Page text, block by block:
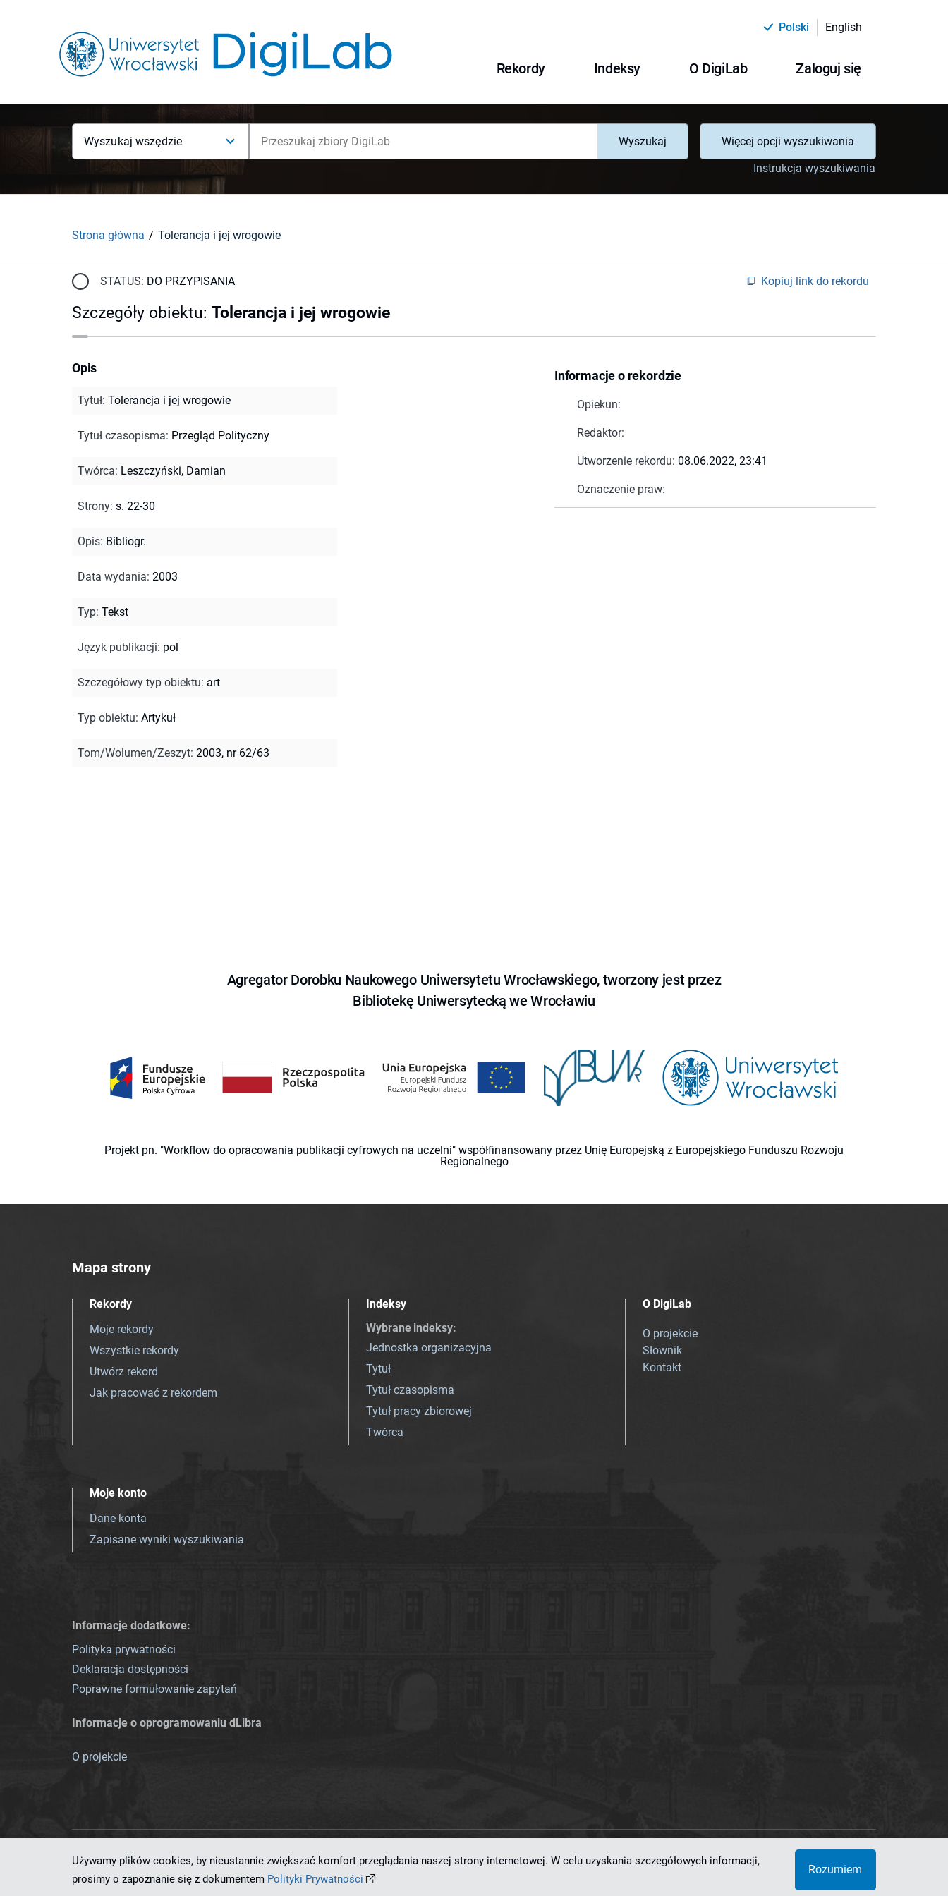
Polski English
Rekordy Indeksy O DigiLab Zaloguj się
Wyszukaj wszędzie Wyszukaj
Więcej opcji wyszukiwania
Instrukcja wyszukiwania
Strona główna Tolerancja i jej wrogowie
STATUS: DO PRZYPISANIA Kopiuj link do rekordu
Szczegóły obiektu: Tolerancja i jej wrogowie
Informacje o rekordzie
Opiekun:
Redaktor:
Utworzenie rekordu: 08.06.2022, 23:41
Oznaczenie praw:
Opis
Tytuł: Tolerancja i jej wrogowie
Tytuł czasopisma: Przegląd Polityczny
Twórca: Leszczyński, Damian
Strony: s. 22-30
Opis: Bibliogr.
Data wydania: 2003
Typ: Tekst
Język publikacji: pol
Szczegółowy typ obiektu: art
Typ obiektu: Artykuł
Tom/Wolumen/Zeszyt: 2003, nr 62/63
Agregator Dorobku Naukowego Uniwersytetu Wrocławskiego, tworzony jest przez
Bibliotekę Uniwersytecką we Wrocławiu
Projekt pn. "Workflow do opracowania publikacji cyfrowych na uczelni" współfinansowany przez Unię Europejską z Europejskiego Funduszu Rozwoju
Regionalnego
Mapa strony
Rekordy
Moje rekordy
Wszystkie rekordy
Utwórz rekord
Jak pracować z rekordem
Indeksy
Wybrane indeksy:
Jednostka organizacyjna
Tytuł
Tytuł czasopisma
Tytuł pracy zbiorowej
Twórca
O DigiLab
O projekcie
Słownik
Kontakt
Moje konto
Dane konta
Zapisane wyniki wyszukiwania
Informacje dodatkowe:
Polityka prywatności
Deklaracja dostępności
Poprawne formułowanie zapytań
Informacje o oprogramowaniu dLibra
O projekcie
Ten serwis działa dzięki oprogramowaniudLibra 7.0.0-SNAPSHOT opracowanemu przezPoznańskie Centrum Superkomputerowo-Sieciowe
Używamy plików cookies, by nieustannie zwiększać komfort przeglądania naszej strony internetowej. W celu uzyskania szczegółowych informacji,
prosimy o zapoznanie się z dokumentem Polityki Prywatności
Rozumiem